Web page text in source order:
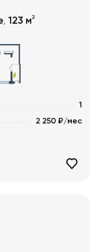
, 123 м2
1
2 250 ₽/мес